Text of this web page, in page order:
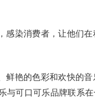
感染消费者，让他们
鲜艳的色彩和欢快的
与可口可乐品牌联系在